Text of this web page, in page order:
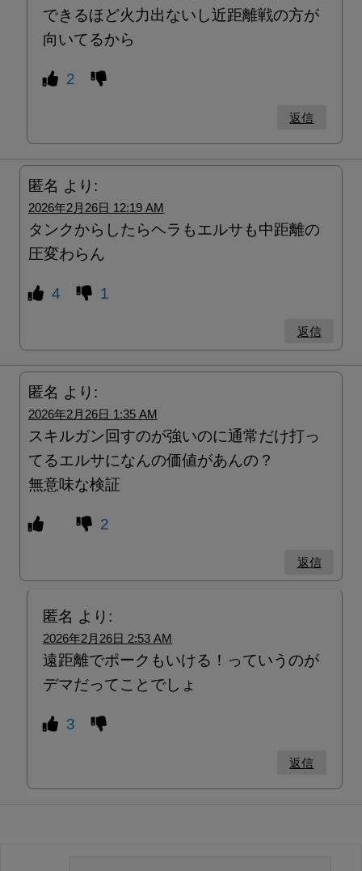
できるほど火力出ないし近距離戦の方が
向いてるから
2
返信
匿名 より:
2026年2月26日 12:19 AM
タンクからしたらヘラもエルサも中距離の
圧変わらん
4 1
返信
匿名 より:
2026年2月26日 1:35 AM
スキルガン回すのが強いのに通常だけ打っ
てるエルサになんの価値があんの？
無意味な検証
2
返信
匿名 より:
2026年2月26日 2:53 AM
遠距離でポークもいける！っていうのが
デマだってことでしょ
3
返信